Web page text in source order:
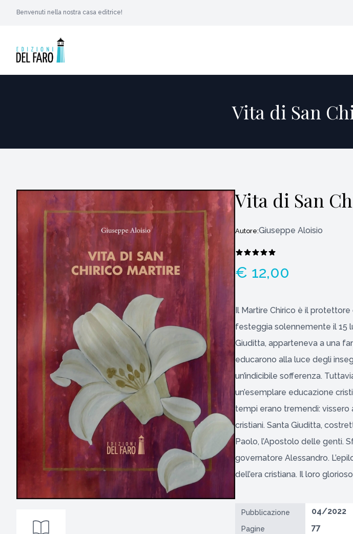
Benvenuti nella nostra casa editrice!
Vita di San
Vita di San
Autore:Giuseppe Aloisio
€ 12,00
Il Martire Chirico è il
festeggia solennemente il 15
Giuditta, apparteneva a una
educarono alla luce degli
un’indicibile sofferenza.
un’esemplare educazione
tempi erano tremendi: vissero
cristiani. Santa Giuditta,
Paolo, l’Apostolo delle genti.
governatore Alessandro.
dell’era cristiana. Il loro
Pubblicazione 04/2022
Pagine 77